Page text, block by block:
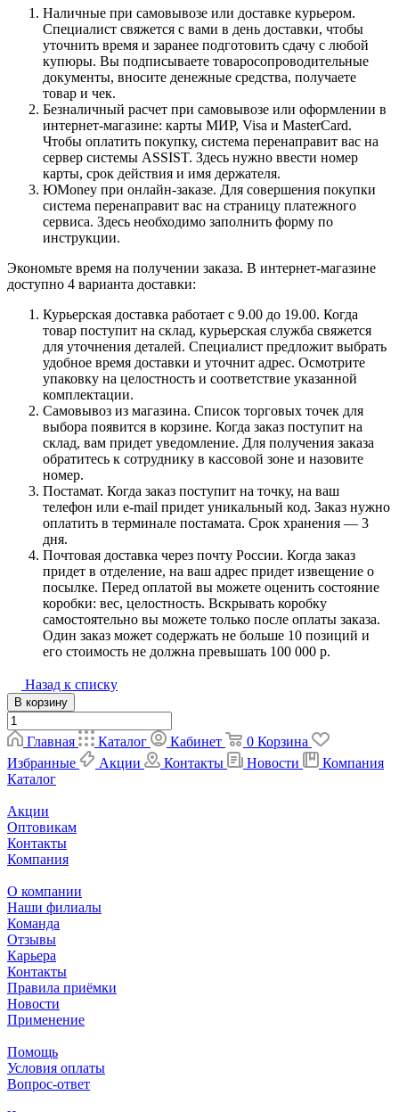
Наличные при самовывозе или доставке курьером.
Специалист свяжется с вами в день доставки, чтобы
уточнить время и заранее подготовить сдачу с любой
купюры. Вы подписываете товаросопроводительные
документы, вносите денежные средства, получаете
товар и чек.
Безналичный расчет при самовывозе или оформлении в
интернет-магазине: карты МИР, Visa и MasterCard.
Чтобы оплатить покупку, система перенаправит вас на
сервер системы ASSIST. Здесь нужно ввести номер
карты, срок действия и имя держателя.
ЮMoney при онлайн-заказе. Для совершения покупки
система перенаправит вас на страницу платежного
сервиса. Здесь необходимо заполнить форму по
инструкции.
Экономьте время на получении заказа. В интернет-магазине
доступно 4 варианта доставки:
Курьерская доставка работает с 9.00 до 19.00. Когда
товар поступит на склад, курьерская служба свяжется
для уточнения деталей. Специалист предложит выбрать
удобное время доставки и уточнит адрес. Осмотрите
упаковку на целостность и соответствие указанной
комплектации.
Самовывоз из магазина. Список торговых точек для
выбора появится в корзине. Когда заказ поступит на
склад, вам придет уведомление. Для получения заказа
обратитесь к сотруднику в кассовой зоне и назовите
номер.
Постамат. Когда заказ поступит на точку, на ваш
телефон или e-mail придет уникальный код. Заказ нужно
оплатить в терминале постамата. Срок хранения — 3
дня.
Почтовая доставка через почту России. Когда заказ
придет в отделение, на ваш адрес придет извещение о
посылке. Перед оплатой вы можете оценить состояние
коробки: вес, целостность. Вскрывать коробку
самостоятельно вы можете только после оплаты заказа.
Один заказ может содержать не больше 10 позиций и
его стоимость не должна превышать 100 000 р.
Назад к списку
В корзину
Главная Каталог Кабинет 0 Корзина
Избранные
Акции Контакты Новости
Компания
Каталог
Акции
Оптовикам
Контакты
Компания
О компании
Наши филиалы
Команда
Отзывы
Карьера
Контакты
Правила приёмки
Новости
Применение
Помощь
Условия оплаты
Вопрос-ответ